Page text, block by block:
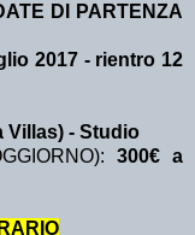
DI PARTENZA
2017 - rientro 12
Villas) - Studio
300€ a